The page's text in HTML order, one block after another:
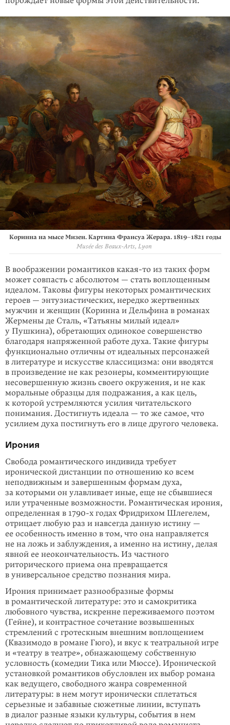
Коринна на мысе Мизен. Картина Франсуа Жерара. 1819–1821годы
Musée des Beaux-Arts, Lyon
В воображении романтиков какая-то из таких форм
может совпасть с абсолютом — стать воплощенным
идеалом. Таковы фигуры некоторых романтических
героев — энтузиастических, нередко жертвенных
мужчин и женщин (Коринна и Дельфина в романах
Жермены де Сталь, «Татьяны милый идеал»
у Пушкина), обретающих одинокое совершенство
благодаря напряженной работе духа. Такие фигуры
функционально отличны от идеаль­ных персонажей
в литературе и искусстве классицизма: они вводятся
в произведение не как резонеры, комментирующие
несовершенную жизнь своего окружения, и не как
моральные образцы для подражания, а как цель,
к которой устремляются усилия читательского
понимания. Достигнуть идеала — то же самое, что
усилием духа постигнуть его в лице другого человека.
Ирония
Свобода романтического индивида требует
иронической дистанции по отно­шению ко всем
неподвижным и завершенным формам духа,
за которыми он улавливает иные, еще не сбывшиеся
или утраченные возможности. Романтическая ирония,
определенная в 1790-х годах Фридрихом Шлегелем,
отрицает любую раз и навсегда данную истину —
ее особенность именно в том, что она направляется
не на ложь и заблуждения, а именно на истину, делая
явной ее неокончательность. Из частного
риторического приема она превра­щается
в универсальное средство познания мира.
Ирония принимает разнообразные формы
в романтической литературе: это и самокритика
любовного чувства, искренне переживаемого поэтом
(Гейне), и контрастное сочетание возвышенных
стремлений с гротескным внешним воплощением
(Квазимодо в романе Гюго), и вкус к театральной игре
и «театру в театре», обнажающему собственную
условность (комедии Тика или Мюссе). Иронической
установкой романтиков обусловлен их выбор романа
как веду­щего, свободного жанра современной
литературы: в нем могут иронически сплетаться
серьезные и забавные сюжетные линии, вступать
в диалог разные языки культуры, события в нем